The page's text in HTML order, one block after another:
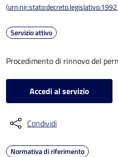
(
Servizio attivo
Procedimento di rinnovo del
Accedi al servizio
Condividi
Normativa di riferimento